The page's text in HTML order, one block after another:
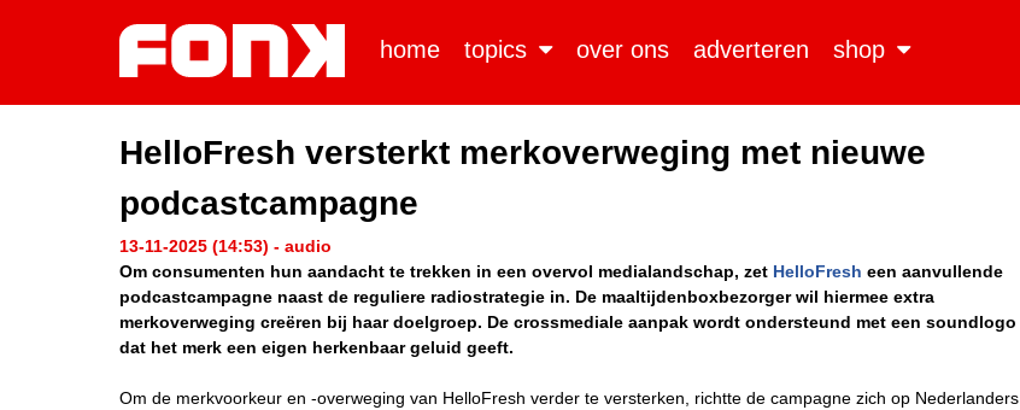
home topics over ons adverteren shop
HelloFresh versterkt merkoverweging met nieuwe
podcastcampagne
13-11-2025 (14:53) - audio
Om consumenten hun aandacht te trekken in een overvol medialandschap, zet HelloFresh een aanvullende
podcastcampagne naast de reguliere radiostrategie in. De maaltijdenboxbezorger wil hiermee extra
merkoverweging creëren bij haar doelgroep. De crossmediale aanpak wordt ondersteund met een soundlogo
dat het merk een eigen herkenbaar geluid geeft.
Om de merkvoorkeur en -overweging van HelloFresh verder te versterken, richtte de campagne zich op Nederlanders